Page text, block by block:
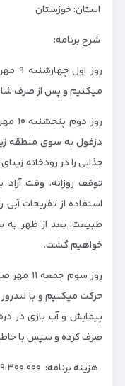
استان: خوزستان
شرح برنامه:
میکنیم و پس از صرف
دزفول به سوی منطقه
جذابی را در رودخانه
توقف روزانه، وقت
استفاده از تفریحات
طبیعت، بعد از ظهر
خواهیم گشت.
روز
حرکت میکنیم و با
پیمایش و آب بازی در
صرف کرده و سپس با
هزینه برنامه: ۹،۳۰۰،۰۰۰ تومان